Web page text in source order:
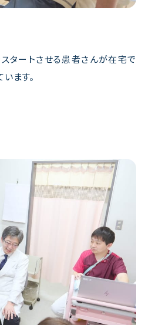
タートさせる患者さんが在宅で
ます。